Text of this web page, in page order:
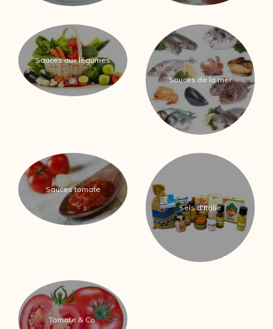
Sauces aux légumes
Sauces de la mer
Sauces tomate
Sels d'Italie
Tomate & Co.